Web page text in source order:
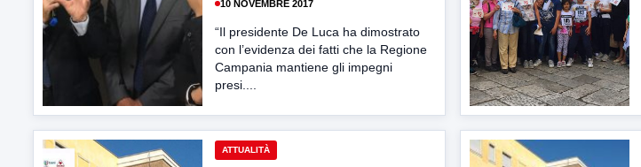
10 NOVEMBRE 2017
“Il presidente De Luca ha dimostrato
con l’evidenza dei fatti che la Regione
Campania mantiene gli impegni
presi....
ATTUALITÀ